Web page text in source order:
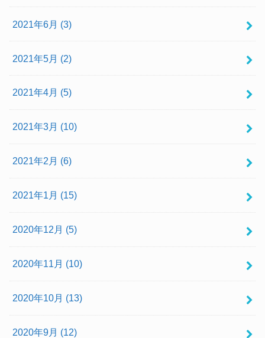
2021年6月 (3)
2021年5月 (2)
2021年4月 (5)
2021年3月 (10)
2021年2月 (6)
2021年1月 (15)
2020年12月 (5)
2020年11月 (10)
2020年10月 (13)
2020年9月 (12)